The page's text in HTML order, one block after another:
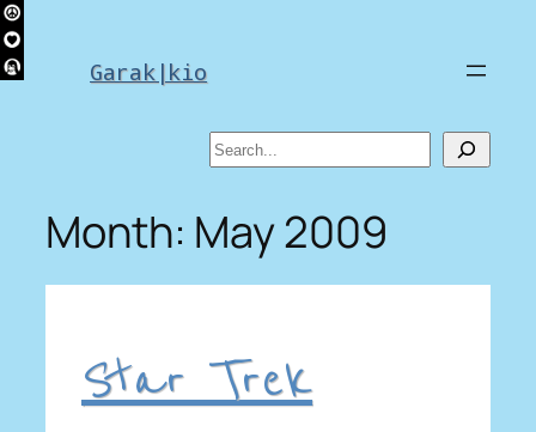
Skip
to
content Garak|kio
Search
Month: May 2009
Star Trek